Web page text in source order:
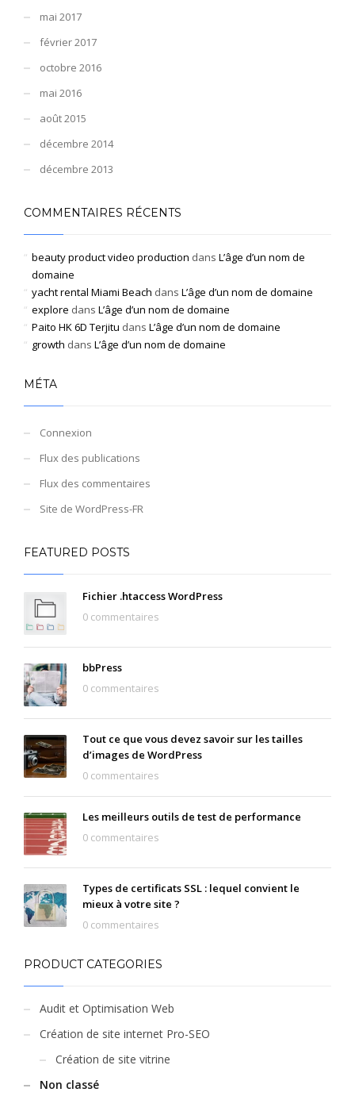
mai 2017
février 2017
octobre 2016
mai 2016
août 2015
décembre 2014
décembre 2013
COMMENTAIRES RÉCENTS
beauty product video production dans L’âge d’un nom de
domaine
yacht rental Miami Beach dans L’âge d’un nom de domaine
explore dans L’âge d’un nom de domaine
Paito HK 6D Terjitu dans L’âge d’un nom de domaine
growth dans L’âge d’un nom de domaine
MÉTA
Connexion
Flux des publications
Flux des commentaires
Site de WordPress-FR
FEATURED POSTS
Fichier .htaccess WordPress
0 commentaires
bbPress
0 commentaires
Tout ce que vous devez savoir sur les tailles
d’images de WordPress
0 commentaires
Les meilleurs outils de test de performance
0 commentaires
Types de certificats SSL : lequel convient le
mieux à votre site ?
0 commentaires
PRODUCT CATEGORIES
Audit et Optimisation Web
Création de site internet Pro-SEO
Création de site vitrine
Non classé